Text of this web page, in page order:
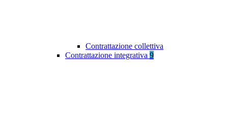
Contrattazione collettiva
Contrattazione integrativa 9